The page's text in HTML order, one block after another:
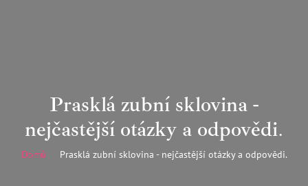
Prasklá zubní sklovina -
nejčastější otázky a odpovědi.
Domů Prasklá zubní sklovina - nejčastější otázky a odpovědi.